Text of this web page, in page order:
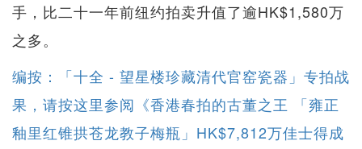
手，比二十一年前纽约拍卖升值了逾HK$1,580万
之多。
编按：「十全 - 望星楼珍藏清代官窑瓷器」专拍战
果，请按这里参阅《香港春拍的古董之王 「雍正
釉里红锥拱苍龙教子梅瓶」HK$7,812万佳士得成